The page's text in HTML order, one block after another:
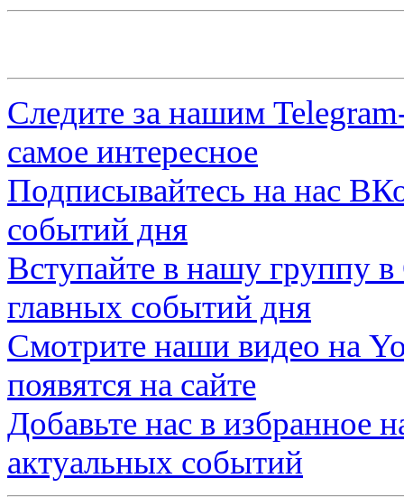
Следите за нашим
самое интересное
Подписывайтесь на нас
событий дня
Вступайте в нашу группу в
главных событий дня
Смотрите наши видео на
появятся на сайте
Добавьте нас в избранное
актуальных событий